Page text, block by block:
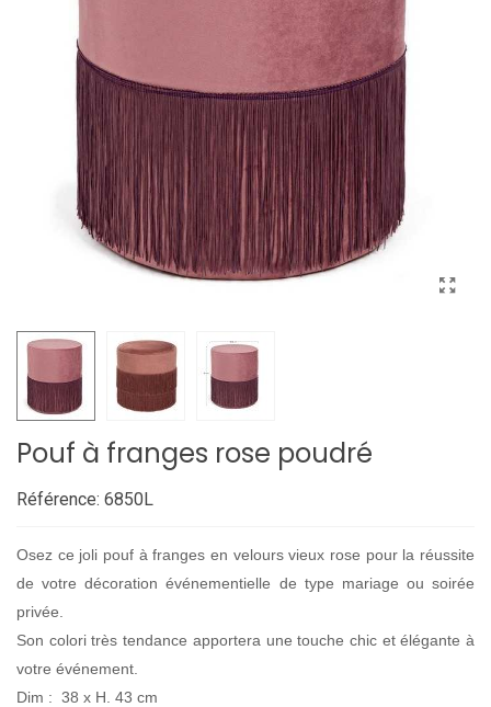
Pouf à franges rose poudré
Référence: 6850L
Osez ce joli pouf à franges en velours vieux rose pour la réussite
de votre décoration événementielle de type mariage ou soirée
privée.
Son colori très tendance apportera une touche chic et élégante à
votre événement.
Dim : 38 x H. 43 cm